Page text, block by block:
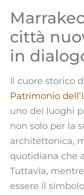
città
in
Il cuore storico
Patrimonio
uno dei luoghi
non solo per la
architettonica,
quotidiana che
Tuttavia,
essere il